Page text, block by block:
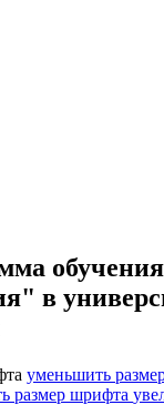
в
уменьшить